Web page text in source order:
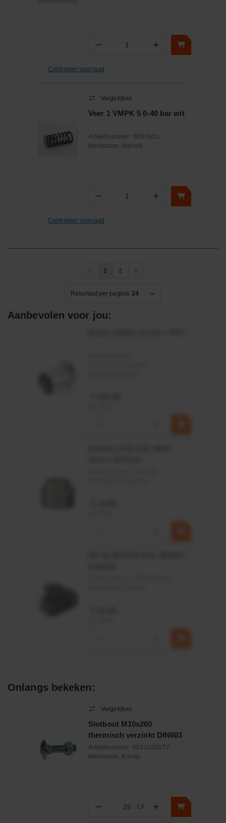
− Aantal +
Controleer voorraad
Vergelijken
Veer 1 VMPK 5 0-40 bar wit
Artikelnummer: SD95V01
Merknaam: Walvoil
− Aantal +
Controleer voorraad
1 2
Resultaat per pagina 24
Aanbevolen voor jou:
Onlangs bekeken:
Vergelijken
Slotbout M10x260
thermisch verzinkt DIN603
Artikelnummer: 60310260TV
Merknaam: Kramp
− Aantal
EA +